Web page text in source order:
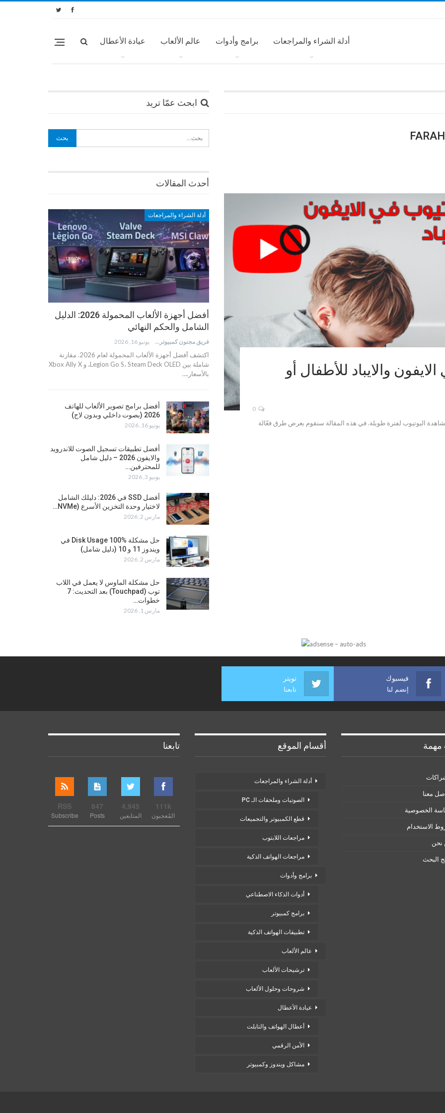
أدلة الشراء والمراجعات برامج وأدوات عالم الألعاب عيادة الأعطال
والايباد للأطفال أو
0
اليوتيوب لفترة طويلة. في هذه المقالة سنقوم بعرض طرق فعّالة
ابحث عمّا تريد
أحدث المقالات
أدلة الشراء والمراجعات
أفضل أجهزة الألعاب المحمولة 2026: الدليل
الشامل والحكم النهائي
فريق مجنون كمبيوتر يونيو 16, 2026
اكتشف أفضل أجهزة الألعاب المحمولة لعام 2026. مقارنة
شاملة بين Legion Go S، Steam Deck OLED، و Xbox Ally X
بالأسعار.…
أفضل برامج تصوير الألعاب للهاتف
2026 (بصوت داخلي وبدون لاج)
يونيو 16, 2026
أفضل تطبيقات تسجيل الصوت للاندرويد
والايفون 2026 – دليل شامل
للمحترفين…
يونيو 3, 2026
أفضل SSD في 2026: دليلك الشامل
لاختيار وحدة التخزين الأسرع (NVMe…
مارس 2, 2026
حل مشكلة Disk Usage 100% في
ويندوز 11 و 10 (دليل شامل)
مارس 2, 2026
حل مشكلة الماوس لا يعمل في اللاب
توب (Touchpad) بعد التحديث: 7
خطوات…
مارس 1, 2026
فيسبوك
إنضم لنا
تويتر
تابعنا
معنا
الخصوصية
الاستخدام
نحن
البحث
أقسام الموقع
أدلة الشراء والمراجعات
الصوتيات وملحقات الـ PC
قطع الكمبيوتر والتجميعات
مراجعات اللابتوب
مراجعات الهواتف الذكية
برامج وأدوات
أدوات الذكاء الاصطناعي
برامج كمبيوتر
تطبيقات الهواتف الذكية
عالم الألعاب
ترشيحات الألعاب
شروحات وحلول الألعاب
عيادة الأعطال
أعطال الهواتف والتابلت
الأمن الرقمي
مشاكل ويندوز وكمبيوتر
تابعنا
111k
المُعجبون
4,945
المتابعين
847
Posts
RSS
Subscribe